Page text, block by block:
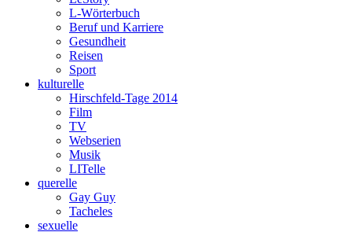
L-Wörterbuch
Beruf und Karriere
Gesundheit
Reisen
Sport
kulturelle
Hirschfeld-Tage 2014
Film
TV
Webserien
Musik
LITelle
querelle
Gay Guy
Tacheles
sexuelle